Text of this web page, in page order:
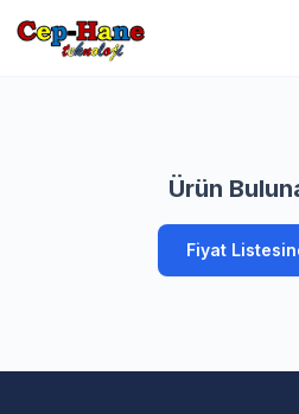
Ürün
Fiyat